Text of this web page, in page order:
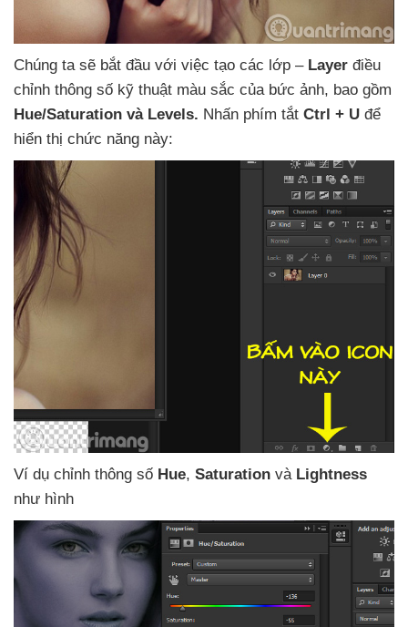
Chúng ta sẽ bắt đầu với việc tạo các lớp – Layer điều
chỉnh thông số kỹ thuật màu sắc của bức ảnh, bao gồm
Hue/Saturation và Levels. Nhấn phím tắt Ctrl + U để
hiển thị chức năng này:
Ví dụ chỉnh thông số Hue, Saturation và Lightness
như hình